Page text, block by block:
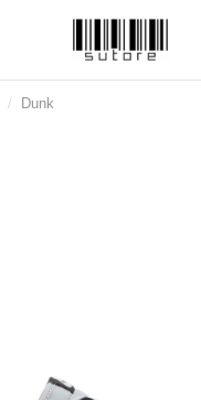
/ Dunk